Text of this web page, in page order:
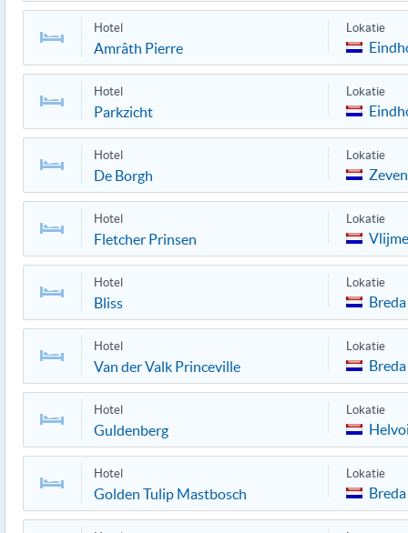
Hotel
Amrâth Pierre
Lokatie
Hotel
Parkzicht
Lokatie
Hotel
De Borgh
Lokatie
Hotel
Fletcher Prinsen
Lokatie
Hotel
Bliss
Lokatie
Breda
Hotel
Van der Valk Princeville
Lokatie
Breda
Hotel
Guldenberg
Lokatie
Hotel
Golden Tulip Mastbosch
Lokatie
Breda